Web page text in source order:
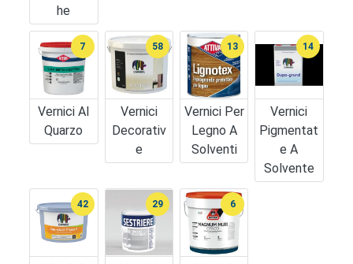
He
Vernici Al
Quarzo
7
Vernici
Decorativ
E
58
Vernici Per
Legno A
Solventi
13
Vernici
Pigmentat
E A
Solvente
14
42 29 6